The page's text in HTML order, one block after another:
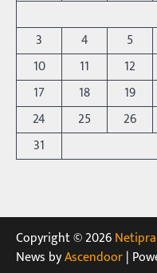
5
ఉత్తర
ప్రమాదం
1
ఆదివారం
సాఫ్ట్‌వేర్
‘బట్టలు
3
4 5
10
11 12
17
18 19
24
25 26
31
Copyright © 2026
News byAscendoor|